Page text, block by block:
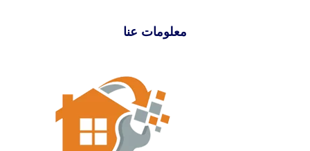
معلومات عنا